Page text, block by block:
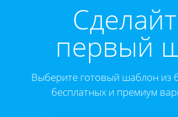
первый
Выберите готовый шаблон из
бесплатных и премиум